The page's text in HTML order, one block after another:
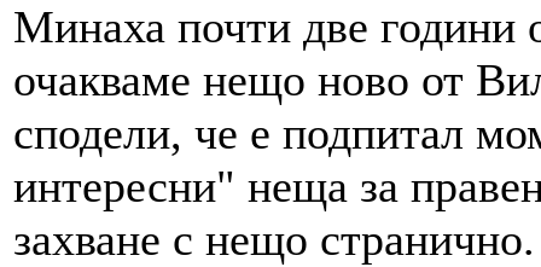
Минаха почти две години
очакваме нещо ново от
сподели, че е подпитал
интересни" неща за
захване с нещо странично.